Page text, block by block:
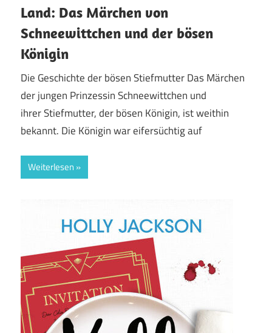
Land: Das Märchen von
Schneewittchen und der bösen
Königin
Die Geschichte der bösen Stiefmutter Das Märchen
der jungen Prinzessin Schneewittchen und
ihrer Stiefmutter, der bösen Königin, ist weithin
bekannt. Die Königin war eifersüchtig auf
Weiterlesen